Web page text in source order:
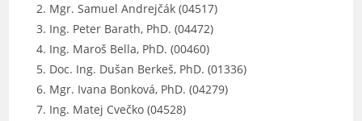
Mgr. Samuel Andrejčák (04517)
Ing. Peter Barath, PhD. (04472)
Ing. Maroš Bella, PhD. (00460)
Doc. Ing. Dušan Berkeš, PhD. (01336)
Mgr. Ivana Bonková, PhD. (04279)
Ing. Matej Cvečko (04528)